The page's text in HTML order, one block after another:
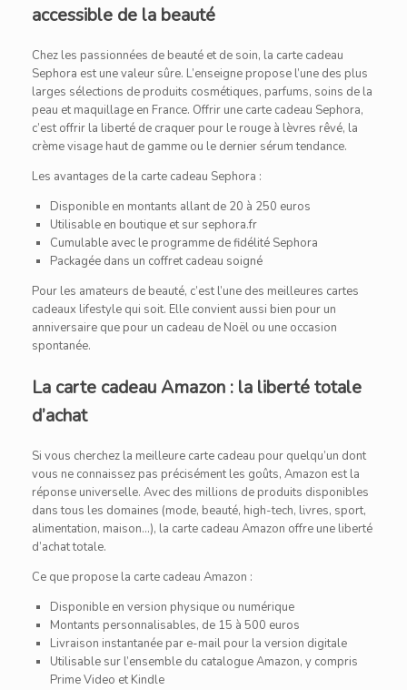
accessible de la beauté
Chez les passionnées de beauté et de soin, la carte cadeau
Sephora est une valeur sûre. L’enseigne propose l’une des plus
larges sélections de produits cosmétiques, parfums, soins de la
peau et maquillage en France. Offrir une carte cadeau Sephora,
c’est offrir la liberté de craquer pour le rouge à lèvres rêvé, la
crème visage haut de gamme ou le dernier sérum tendance.
Les avantages de la carte cadeau Sephora :
Disponible en montants allant de 20 à 250 euros
Utilisable en boutique et sur sephora.fr
Cumulable avec le programme de fidélité Sephora
Packagée dans un coffret cadeau soigné
Pour les amateurs de beauté, c’est l’une des meilleures cartes
cadeaux lifestyle qui soit. Elle convient aussi bien pour un
anniversaire que pour un cadeau de Noël ou une occasion
spontanée.
La carte cadeau Amazon : la liberté totale
d’achat
Si vous cherchez la meilleure carte cadeau pour quelqu’un dont
vous ne connaissez pas précisément les goûts, Amazon est la
réponse universelle. Avec des millions de produits disponibles
dans tous les domaines (mode, beauté, high-tech, livres, sport,
alimentation, maison…), la carte cadeau Amazon offre une liberté
d’achat totale.
Ce que propose la carte cadeau Amazon :
Disponible en version physique ou numérique
Montants personnalisables, de 15 à 500 euros
Livraison instantanée par e-mail pour la version digitale
Utilisable sur l’ensemble du catalogue Amazon, y compris
Prime Video et Kindle